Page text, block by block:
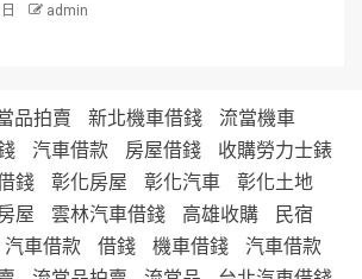
admin
品拍賣 新北機車借錢
流當機車
汽車借款 房屋借錢
收購勞力士錶
錢 彰化房屋 彰化汽車
彰化土地
屋 雲林汽車借錢 高雄收購
民宿
汽車借款 借錢 機車借錢
汽車借款